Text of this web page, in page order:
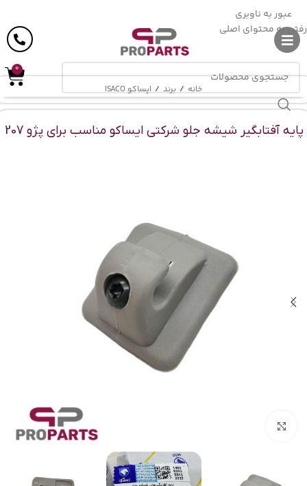
عبور به ناوبری
رفتن به محتوای اصلی
ارسال رایگان
0
خانه/برند/ایساکو ISACO
پایه آفتابگیر شیشه جلو شرکتی ایساکو مناسب برای پژو 207